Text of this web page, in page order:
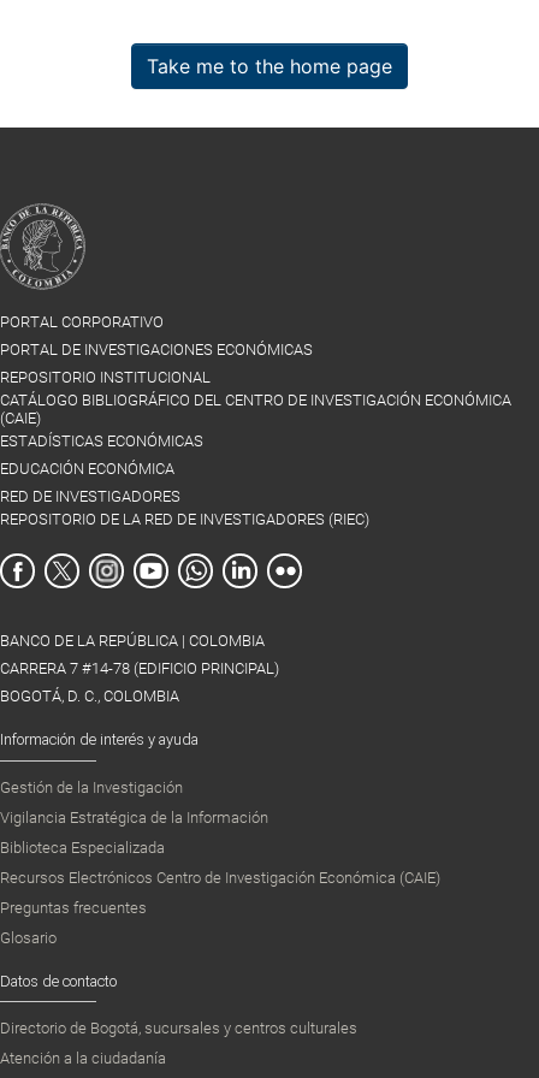
Take me to the home page
PORTAL CORPORATIVO
PORTAL DE INVESTIGACIONES ECONÓMICAS
REPOSITORIO INSTITUCIONAL
CATÁLOGO BIBLIOGRÁFICO DEL CENTRO DE INVESTIGACIÓN ECONÓMICA
(CAIE)
ESTADÍSTICAS ECONÓMICAS
EDUCACIÓN ECONÓMICA
RED DE INVESTIGADORES
REPOSITORIO DE LA RED DE INVESTIGADORES (RIEC)
BANCO DE LA REPÚBLICA | COLOMBIA
CARRERA 7 #14-78 (EDIFICIO PRINCIPAL)
BOGOTÁ, D. C., COLOMBIA
Información de interés y ayuda
Gestión de la Investigación
Vigilancia Estratégica de la Información
Biblioteca Especializada
Recursos Electrónicos Centro de Investigación Económica (CAIE)
Preguntas frecuentes
Glosario
Datos de contacto
Directorio de Bogotá, sucursales y centros culturales
Atención a la ciudadanía